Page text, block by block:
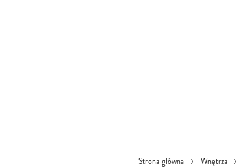
Strona główna Wnętrza